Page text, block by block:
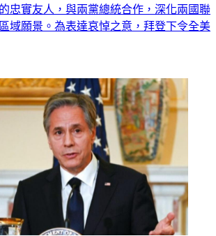
忠實友人，與兩黨總統合作，深化兩國聯
域願景。為表達哀悼之意，拜登下令全美